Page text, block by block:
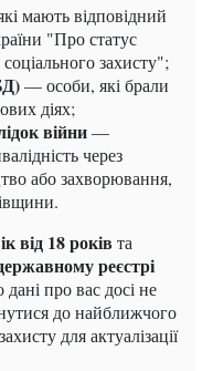
мають відповідний
"Про статус
соціального захисту";
— особи, які брали
діях;
війни—
через
або захворювання,
від 18 років та
реєстрі
про вас досі не
до найближчого
для актуалізації